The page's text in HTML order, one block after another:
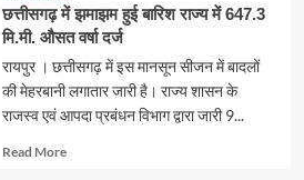
छत्तीसगढ़ में झमाझम हुई बारिश राज्य में 647.3
मि.मी. औसत वर्षा दर्ज
रायपुर । छत्तीसगढ़ में इस मानसून सीजन में बादलों
की मेहरबानी लगातार जारी है। राज्य शासन के
राजस्व एवं आपदा प्रबंधन विभाग द्वारा जारी 9...
Read MoreRead